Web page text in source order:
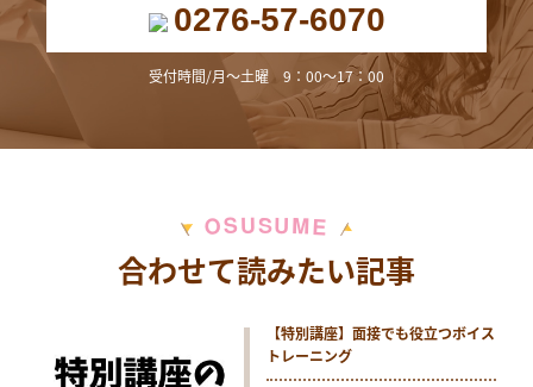
0276-57-6070
受付時間/月～土曜 9：00～17：00
OSUSUME
合わせて読みたい記事
【特別講座】面接でも役立つボイス
トレーニング